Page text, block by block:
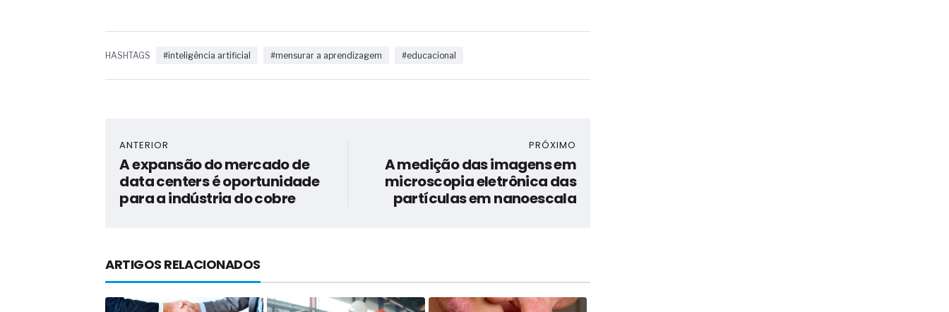
HASHTAGS #inteligência artificial #mensurar a aprendizagem #educacional
ANTERIOR
A expansão do mercado de
data centers é oportunidade
para a indústria do cobre
PRÓXIMO
A medição das imagens em
microscopia eletrônica das
partículas em nanoescala
ARTIGOS RELACIONADOS